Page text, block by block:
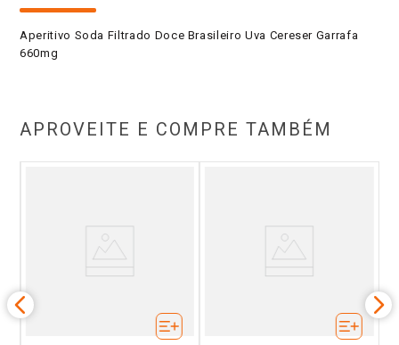
Aperitivo Soda Filtrado Doce Brasileiro Uva Cereser Garrafa
660mg
APROVEITE E COMPRE TAMBÉM